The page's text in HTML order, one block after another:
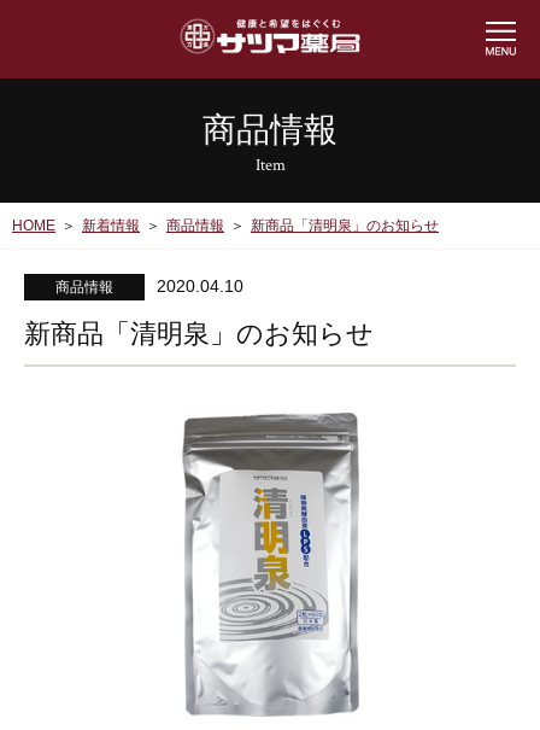
商品情報
Item
HOME 新着情報 商品情報 新商品「清明泉」のお知らせ
商品情報 2020.04.10
新商品「清明泉」のお知らせ